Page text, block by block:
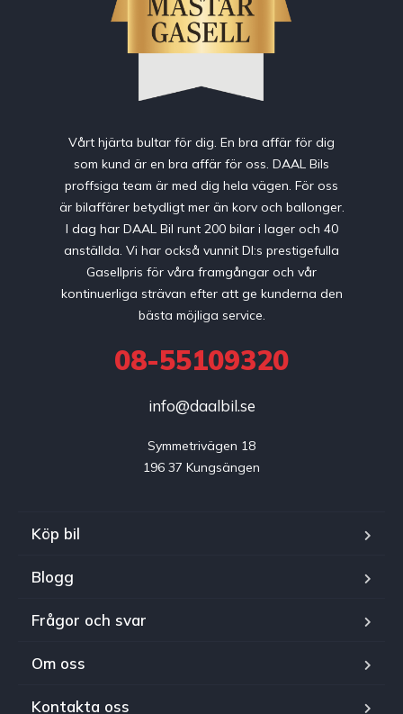
Vårt hjärta bultar för dig. En bra affär för dig
som kund är en bra affär för oss. DAAL Bils
proffsiga team är med dig hela vägen. För oss
är bilaffärer betydligt mer än korv och ballonger.
I dag har DAAL Bil runt 200 bilar i lager och 40
anställda. Vi har också vunnit DI:s prestigefulla
Gasellpris för våra framgångar och vår
kontinuerliga strävan efter att ge kunderna den
bästa möjliga service.
08-55109320
info@daalbil.se
Symmetrivägen 18
196 37 Kungsängen
Köp bil
Blogg
Frågor och svar
Om oss
Kontakta oss